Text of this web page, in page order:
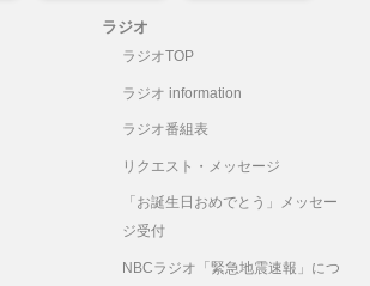
ラジオ
ラジオTOP
ラジオ information
ラジオ番組表
リクエスト・メッセージ
「お誕生日おめでとう」メッセー
ジ受付
NBCラジオ「緊急地震速報」につ